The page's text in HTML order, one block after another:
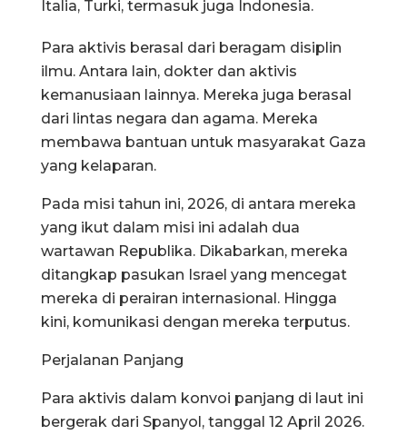
Italia, Turki, termasuk juga Indonesia.
Para aktivis berasal dari beragam disiplin
ilmu. Antara lain, dokter dan aktivis
kemanusiaan lainnya. Mereka juga berasal
dari lintas negara dan agama. Mereka
membawa bantuan untuk masyarakat Gaza
yang kelaparan.
Pada misi tahun ini, 2026, di antara mereka
yang ikut dalam misi ini adalah dua
wartawan Republika. Dikabarkan, mereka
ditangkap pasukan Israel yang mencegat
mereka di perairan internasional. Hingga
kini, komunikasi dengan mereka terputus.
Perjalanan Panjang
Para aktivis dalam konvoi panjang di laut ini
bergerak dari Spanyol, tanggal 12 April 2026.